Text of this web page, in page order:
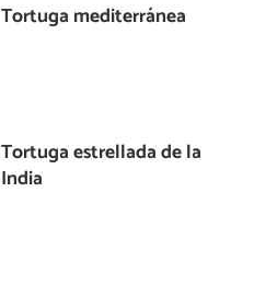
Tortuga mediterránea
Tortuga estrellada de la
India